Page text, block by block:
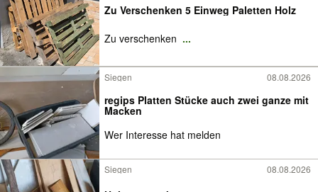
Zu Verschenken 5 Einweg Paletten Holz
Zu verschenken ...
Siegen 08.08.2026
regips Platten Stücke auch zwei ganze mit
Macken
Wer Interesse hat melden
Siegen 08.08.2026